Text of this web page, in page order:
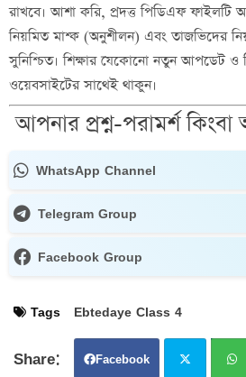
রাখবে। আশা করি, প্রদত্ত পিডিএফ
নিয়মিত মাশ্ক (অনুশীলন) এবং তাজভিদের
সুনিশ্চিত। শিক্ষার যেকোনো নতুন আপডেট ও
ওয়েবসাইটের সাথেই থাকুন।
আপনার প্রশ্ন-পরামর্শ
WhatsApp Channel
Telegram Group
Facebook Group
Tags Ebtedaye Class 4
Facebook